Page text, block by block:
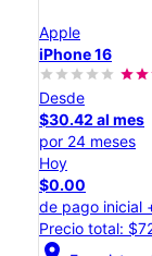
Apple
iPhone 16
Desde
$30.42 al mes
por 24 meses
Hoy
$0.00
de pago inicial
Precio total: